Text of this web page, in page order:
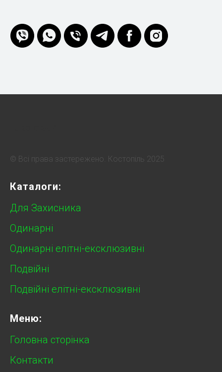
© Всі права застережено. Костопіль 2025
Каталоги:
Для Захисника
Одинарні
Одинарні елітні-ексклюзивні
Подвійні
Подвійні елітні-ексклюзивні
Меню:
Головна сторінка
Контакти